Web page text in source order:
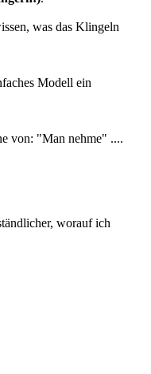
was das Klingeln
Modell ein
von: "Man nehme" ....
worauf ich